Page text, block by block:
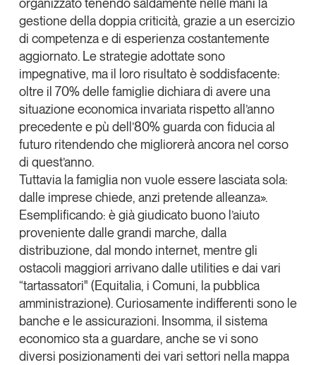
organizzato tenendo saldamente nelle mani la
gestione della doppia criticità, grazie a un esercizio
di competenza e di esperienza costantemente
aggiornato. Le strategie adottate sono
impegnative, ma il loro risultato è soddisfacente:
oltre il 70% delle famiglie dichiara di avere una
situazione economica invariatarispetto all’anno
precedente e pù dell’80% guarda con fiducia al
futuro ritendendo che migliorerà ancora nel corso
di quest’anno.
Tuttavia la famiglia non vuole essere lasciata sola:
dalle imprese chiede, anzi pretende alleanza».
Esemplificando: è già giudicato buono l’aiuto
proveniente dalle grandi marche, dalla
distribuzione, dal mondo internet, mentre gli
ostacoli maggiori arrivano dalle utilities e dai vari
“tartassatori" (Equitalia, i Comuni, la pubblica
amministrazione). Curiosamente indifferenti sono le
banche e le assicurazioni. Insomma, il sistema
economico sta a guardare, anche se vi sono
diversi posizionamenti dei vari settori nella mappa